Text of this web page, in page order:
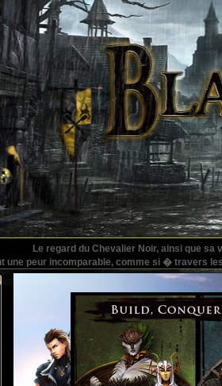
Le regard du Chevalier Noir, ainsi que
une peur incomparable, comme si � travers